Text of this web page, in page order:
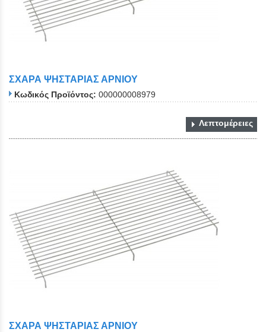
ΣΧΑΡΑ ΨΗΣΤΑΡΙΑΣ ΑΡΝΙΟΥ
Κωδικός Προϊόντος: 000000008979
Λεπτομέρειες
ΣΧΑΡΑ ΨΗΣΤΑΡΙΑΣ ΑΡΝΙΟΥ